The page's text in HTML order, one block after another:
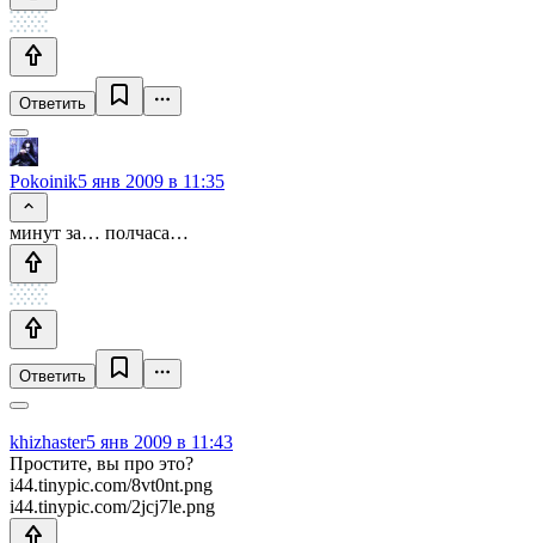
Ответить
Pokoinik5 янв 2009 в 11:35
минут за… полчаса…
Ответить
khizhaster5 янв 2009 в 11:43
Простите, вы про это?
i44.tinypic.com/8vt0nt.png
i44.tinypic.com/2jcj7le.png